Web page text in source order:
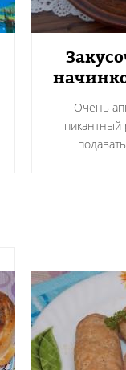
Очень
пикантный